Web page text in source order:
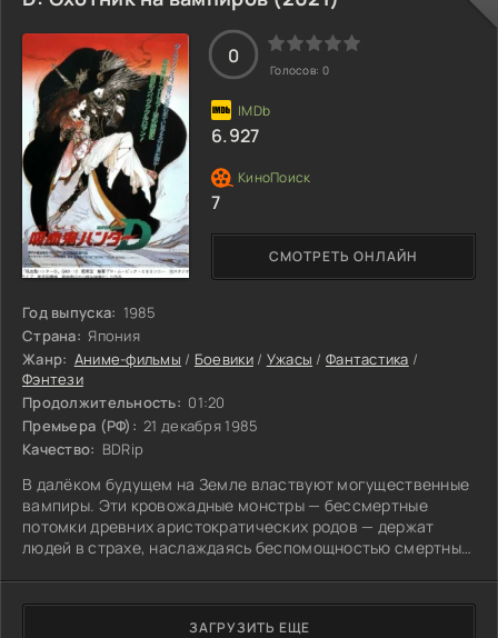
Год выпуска: 1985
Страна: Япония
Жанр: Аниме-фильмы / Боевики/ Ужасы / Фантастика /
Фэнтези
Продолжительность: 01:20
Премьера (РФ): 21 декабря 1985
Качество: BDRip
В далёком будущем на Земле властвуют могущественные
вампиры. Эти кровожадные монстры — бессмертные
потомки древних аристократических родов — держат
людей в страхе, наслаждаясь беспомощностью смертных
бессмертия» ужасного графа Ли, отважная девушка
Дорис обращается за помощью к странствующему
охотнику на вампиров по имени D. Она просит охотника
СМОТРЕТЬ ОНЛАЙН
0
Голосов: 0
6.927
7
ЗАГРУЗИТЬ ЕЩЕ